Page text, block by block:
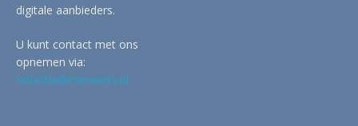
digitale aanbieders.
U kunt contact met ons
opnemen via:
redactie@merwertv.nl